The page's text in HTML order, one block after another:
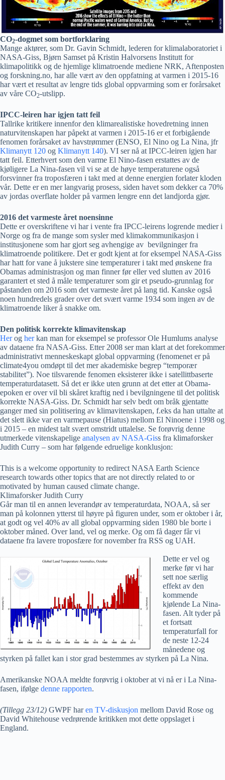
CO2-dogmet som bortforklaring
Mange aktører, som Dr. Gavin Schmidt, lederen for klimalaboratoriet i
NASA-Giss, Bjørn Samset på Kristin Halvorsens Institutt for
klimapolitikk og de hjemlige klimatroende mediene NRK, Aftenposten
og forskning.no, har alle vært av den oppfatning at varmen i 2015-16
har vært et resultat av lengre tids global oppvarming som er forårsaket
av våre CO2-utslipp.
IPCC-leiren har igjen tatt feil
Tallrike kritikere innenfor den klimarealistiske hovedretning innen
naturvitenskapen har påpekt at varmen i 2015-16 er et forbigående
fenomen forårsaket av havstrømmer (ENSO, El Nino og La Nina, jfr
Klimanytt 120 og Klimanytt 140). VI ser nå at IPCC-leiren igjen har
tatt feil. Etterhvert som den varme El Nino-fasen erstattes av de
kjøligere La Nina-fasen vil vi se at de høye temperaturene også
forsvinner fra troposfæren i takt med at denne energien forlater kloden
vår. Dette er en mer langvarig prosess, siden havet som dekker ca 70%
av jordas overflate holder på varmen lengre enn det landjorda gjør.
2016 det varmeste året noensinne
Dette er overskriftene vi har i vente fra IPCC-leirens logrende medier i
Norge og fra de mange som sysler med klimakommunikasjon i
institusjonene som har gjort seg avhengige av bevilgninger fra
klimatroende politikere. Det er godt kjent at for eksempel NASA-Giss
har hatt for vane å jukstere sine temperaturer i takt med ønskene fra
Obamas administrasjon og man finner før eller ved slutten av 2016
garantert et sted å måle temperaturer som gir et pseudo-grunnlag for
påstanden om 2016 som det varmeste året på lang tid. Kanske også
noen hundredels grader over det svært varme 1934 som ingen av de
klimatroende liker å snakke om.
Den politisk korrekte klimavitenskap
Herog herkan man for eksempel se professor Ole Humlums analyse
av dataene fra NASA-Giss. Etter 2008 ser man klart at det forekommer
administrativt menneskeskapt global oppvarming (fenomenet er på
climate4you omdøpt til det mer akademiske begrep “temporær
stabilitet”). Noe tilsvarende fenomen eksisterer ikke i satellittbaserte
temperaturdatasett. Så det er ikke uten grunn at det etter at Obama-
epoken er over vil bli skåret kraftig ned i bevilgningene til det politisk
korrekte NASA-Giss. Dr. Schmidt har selv bedt om bråk gjentatte
ganger med sin politisering av klimavitenskapen, f.eks da han uttalte at
det slett ikke var en varmepause (Hiatus) mellom El Ninoene i 1998 og
i 2015 – en midest talt svært omstridt uttalelse. Se forøvrig denne
utmerkede vitenskapelige analysen av NASA-Giss fra klimaforsker
Judith Curry – som har følgende edruelige konklusjon:
This is a welcome opportunity to redirect NASA Earth Science
research towards other topics that are not directly related to or
motivated by human caused climate change.
Klimaforsker Judith Curry
Går man til en annen leverandør av temperaturdata, NOAA, så ser
man på kolonnen ytterst til høyre på figuren under, som er oktober i år,
at godt og vel 40% av all global oppvarming siden 1980 ble borte i
oktober måned. Over land, vel og merke. Og om få dager får vi
dataene fra lavere troposfære for november fra RSS og UAH.
Dette er vel og
merke før vi har
sett noe særlig
effekt av den
kommende
kjølende La Nina-
fasen. Alt tyder på
et fortsatt
temperaturfall for
de neste 12-24
månedene og
styrken på fallet kan i stor grad bestemmes av styrken på La Nina.
Amerikanske NOAA meldte forøvrig i oktober at vi nå er i La Nina-
fasen, ifølge denne rapporten.
(Tillegg 23/12) GWPF haren TV-diskusjon mellom David Rose og
David Whitehouse vedrørende kritikken mot dette oppslaget i
England.